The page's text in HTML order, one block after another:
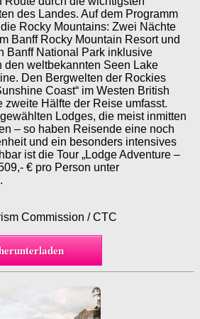
des Landes. Auf dem Programm
Rocky Mountains: Zwei Nächte
Banff Rocky Mountain Resort und
Banff National Park inklusive
den weltbekannten Seen Lake
Den Bergwelten der Rockies
Coast“ im Westen British
Hälfte der Reise umfasst.
Lodges, die meist inmitten
– so haben Reisende eine noch
und ein besonders intensives
ist die Tour „Lodge Adventure –
€ pro Person unter
Commission / CTC